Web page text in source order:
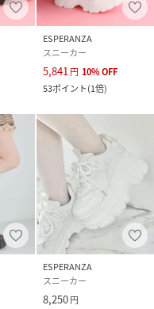
ESPERANZA
スニーカー
5,841 円 10%OFF
53ポイント(1倍)
ESPERANZA
スニーカー
8,250円